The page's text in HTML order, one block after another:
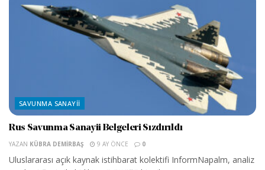
SAVUNMA SANAYII
Rus Savunma Sanayii Belgeleri Sızdırıldı
YAZAN KÜBRA DEMIRBAŞ 9 AY ÖNCE 0
Uluslararası açık kaynak istihbarat kolektifi InformNapalm, analiz